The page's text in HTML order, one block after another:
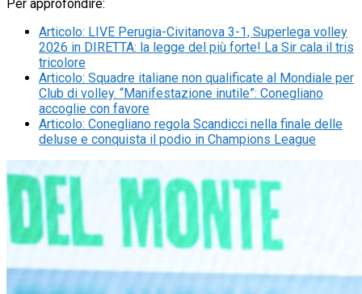
Per approfondire:
Articolo: LIVE Perugia-Civitanova 3-1, Superlega volley
2026 in DIRETTA: la legge del più forte! La Sir cala il tris
tricolore
Articolo: Squadre italiane non qualificate al Mondiale per
Club di volley. “Manifestazione inutile”: Conegliano
accoglie con favore
Articolo: Conegliano regola Scandicci nella finale delle
deluse e conquista il podio in Champions League